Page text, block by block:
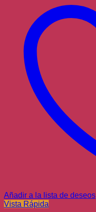
Añadir a la lista de deseos
Vista Rápida